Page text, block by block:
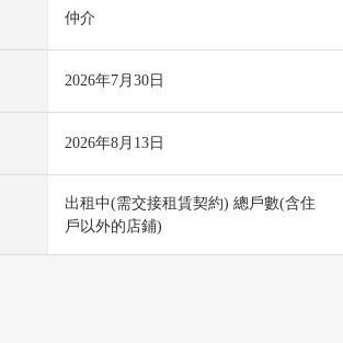
仲介
2026年7月30日
2026年8月13日
出租中(需交接租賃契約) 總戶數(含住
戶以外的店鋪)